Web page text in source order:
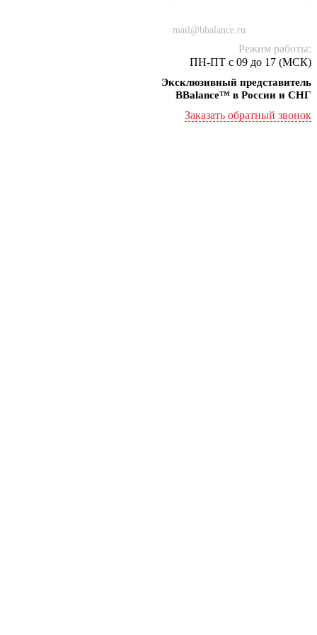
mail@bbalance.ru
Режим работы:
ПН-ПТ с 09 до 17 (МСК)
Эксклюзивный представитель
BBalance™ в России и СНГ
Заказать обратный звонок